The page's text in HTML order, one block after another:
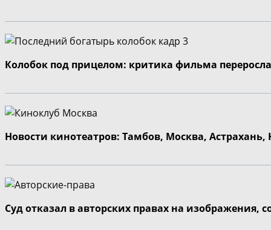
Колобок под прицелом: критика фильма
Новости кинотеатров: Тамбов, Москва,
Суд отказал в авторских правах на изображения,